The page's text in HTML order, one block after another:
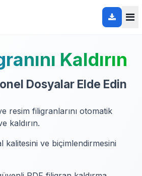
Kaldırın
Dosyalar Elde Edin
resim filigranlarını otomatik
kaldırın.
kalitesini ve biçimlendirmesini